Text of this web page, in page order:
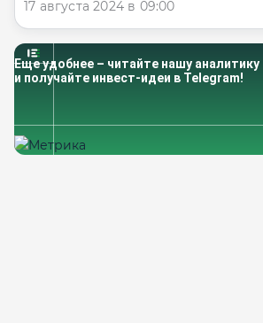
17 августа 2024 в 09:00
Еще удобнее – читайте нашу аналитику
и получайте инвест-идеи в Telegram!